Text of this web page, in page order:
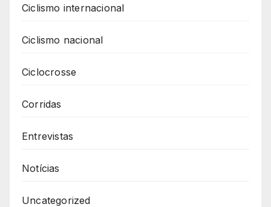
Ciclismo internacional
Ciclismo nacional
Ciclocrosse
Corridas
Entrevistas
Notícias
Uncategorized